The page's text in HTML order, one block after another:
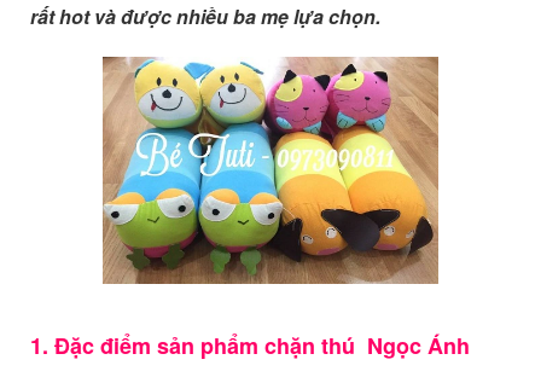
rất hot và được nhiều ba mẹ lựa chọn.
1. Đặc điểm sản phẩm chặn thú Ngọc Ánh